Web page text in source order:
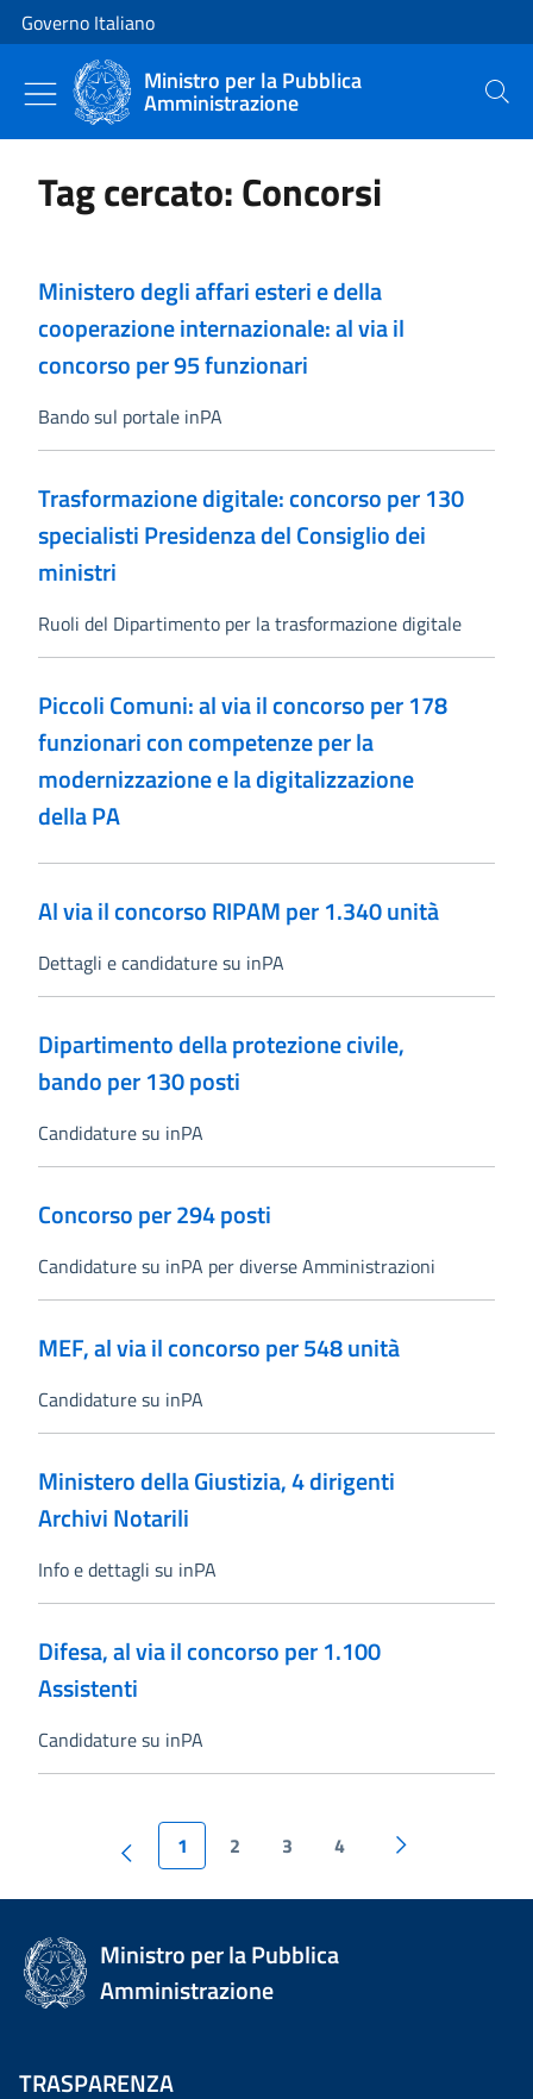
Vai al contenuto
Vai alla navigazione del sito
Governo Italiano
Ministro per la Pubblica
Amministrazione Cerca
Tag cercato: Concorsi
Ministero degli affari esteri e della
cooperazione internazionale: al via il
concorso per 95 funzionari
Bando sul portale inPA
Trasformazione digitale: concorso per 130
specialisti Presidenza del Consiglio dei
ministri
Ruoli del Dipartimento per la trasformazione digitale
Piccoli Comuni: al via il concorso per 178
funzionari con competenze per la
modernizzazione e la digitalizzazione
della PA
Al via il concorso RIPAM per 1.340 unità
Dettagli e candidature su inPA
Dipartimento della protezione civile,
bando per 130 posti
Candidature su inPA
Concorso per 294 posti
Candidature su inPA per diverse Amministrazioni
MEF, al via il concorso per 548 unità
Candidature su inPA
Ministero della Giustizia, 4 dirigenti
Archivi Notarili
Info e dettagli su inPA
Difesa, al via il concorso per 1.100
Assistenti
Candidature su inPA
1 2 3 4
Ministro per la Pubblica
Amministrazione
TRASPARENZA